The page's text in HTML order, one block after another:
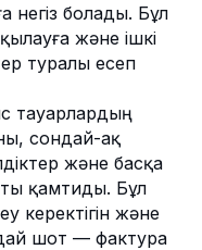
негіз болады. Бұл
және ішкі
туралы есеп
тауарлардың
сондай-ақ
және басқа
қамтиды. Бұл
керектігін және
шот — фактура